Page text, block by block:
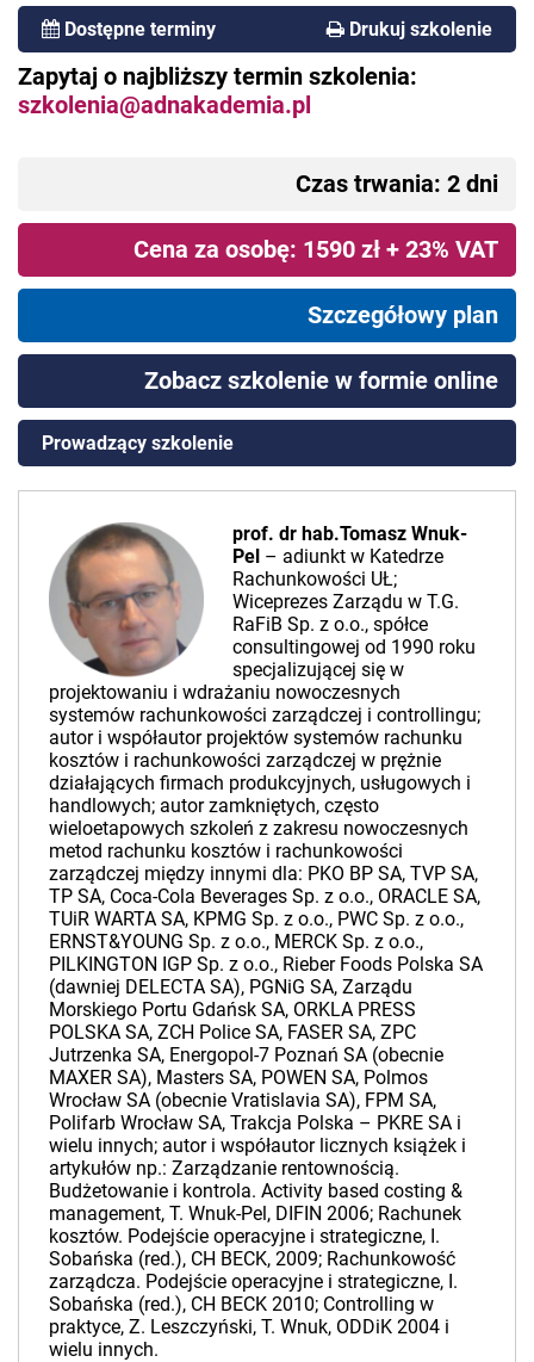
Dostępne terminy Drukuj szkolenie
Zapytaj o najbliższy termin szkolenia:
szkolenia@adnakademia.pl
Czas trwania: 2 dni
Cena za osobę: 1590 zł + 23% VAT
Szczegółowy plan
Zobacz szkolenie w formie online
Prowadzący szkolenie
prof. dr hab.Tomasz Wnuk-
Pel – adiunkt w Katedrze
Rachunkowości UŁ;
Wiceprezes Zarządu w T.G.
RaFiB Sp. z o.o., spółce
consultingowej od 1990 roku
specjalizującej się w
projektowaniu i wdrażaniu nowoczesnych
systemów rachunkowości zarządczej i controllingu;
autor i współautor projektów systemów rachunku
kosztów i rachunkowości zarządczej w prężnie
działających firmach produkcyjnych, usługowych i
handlowych; autor zamkniętych, często
wieloetapowych szkoleń z zakresu nowoczesnych
metod rachunku kosztów i rachunkowości
zarządczej między innymi dla: PKO BP SA, TVP SA,
TP SA, Coca-Cola Beverages Sp. z o.o., ORACLE SA,
TUiR WARTA SA, KPMG Sp. z o.o., PWC Sp. z o.o.,
ERNST&YOUNG Sp. z o.o., MERCK Sp. z o.o.,
PILKINGTON IGP Sp. z o.o., Rieber Foods Polska SA
(dawniej DELECTA SA), PGNiG SA, Zarządu
Morskiego Portu Gdańsk SA, ORKLA PRESS
POLSKA SA, ZCH Police SA, FASER SA, ZPC
Jutrzenka SA, Energopol-7 Poznań SA (obecnie
MAXER SA), Masters SA, POWEN SA, Polmos
Wrocław SA (obecnie Vratislavia SA), FPM SA,
Polifarb Wrocław SA, Trakcja Polska – PKRE SA i
wielu innych; autor i współautor licznych książek i
artykułów np.: Zarządzanie rentownością.
Budżetowanie i kontrola. Activity based costing &
management, T. Wnuk-Pel, DIFIN 2006; Rachunek
kosztów. Podejście operacyjne i strategiczne, I.
Sobańska (red.), CH BECK, 2009; Rachunkowość
zarządcza. Podejście operacyjne i strategiczne, I.
Sobańska (red.), CH BECK 2010; Controlling w
praktyce, Z. Leszczyński, T. Wnuk, ODDiK 2004 i
wielu innych.